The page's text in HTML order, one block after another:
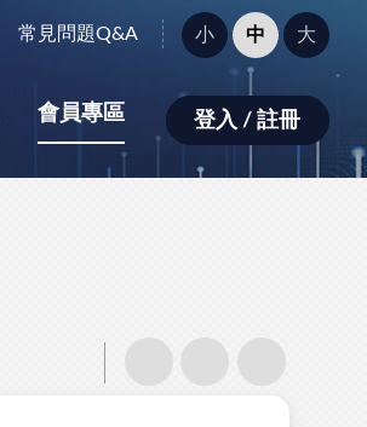
常見問題Q&A
字
型
小：
小 中 大
會員專區 登入 / 註冊